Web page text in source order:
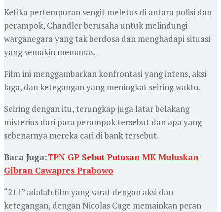
Ketika pertempuran sengit meletus di antara polisi dan
perampok, Chandler berusaha untuk melindungi
warganegara yang tak berdosa dan menghadapi situasi
yang semakin memanas.
Film ini menggambarkan konfrontasi yang intens, aksi
laga, dan ketegangan yang meningkat seiring waktu.
Seiring dengan itu, terungkap juga latar belakang
misterius dari para perampok tersebut dan apa yang
sebenarnya mereka cari di bank tersebut.
Baca Juga:TPN GP Sebut Putusan MK Muluskan
Gibran Cawapres Prabowo
“211” adalah film yang sarat dengan aksi dan
ketegangan, dengan Nicolas Cage memainkan peran